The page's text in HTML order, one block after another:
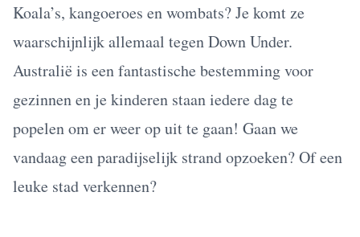
Koala’s, kangoeroes en wombats? Je komt ze
waarschijnlijk allemaal tegen Down Under.
Australië is een fantastische bestemming voor
gezinnen en je kinderen staan iedere dag te
popelen om er weer op uit te gaan! Gaan we
vandaag een paradijselijk strand opzoeken? Of een
leuke stad verkennen?